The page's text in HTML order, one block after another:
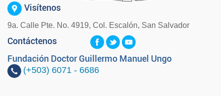
Visítenos
9a. Calle Pte. No. 4919, Col. Escalón, San Salvador
Contáctenos
Fundación Doctor Guillermo Manuel Ungo
(+503) 6071 - 6686